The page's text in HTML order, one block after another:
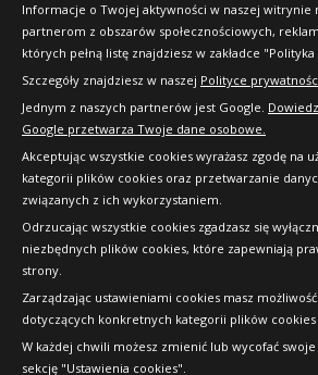
Informacje o Twojej aktywności w naszej witrynie
partnerom z obszarów społecznościowych,
których pełną listę znajdziesz w zakładce
Szczegóły znajdziesz w naszej Polityce
Jednym z naszych partnerów jest Google.
Google przetwarza Twoje dane osobowe.
Akceptując wszystkie cookies wyrażasz zgodę na
kategorii plików cookies oraz przetwarzanie
związanych z ich wykorzystaniem.
Odrzucając wszystkie cookies zgadzasz się
niezbędnych plików cookies, które zapewniają
strony.
Zarządzając ustawieniami cookies masz
dotyczących konkretnych kategorii plików
W każdej chwili możesz zmienić lub wycofać
sekcję "Ustawienia cookies".
Copyright © 2010-2026
prawa zastrzeżone.